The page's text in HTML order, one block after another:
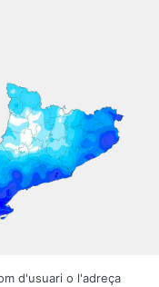
d'usuari o l'adreça